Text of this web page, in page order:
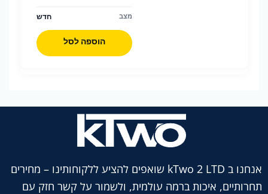
מצב חדש
הוספה לסל
אנחנו ב kTwo 2 LTD שואפים להציע ללקוחותינו – מחירים
תחרותיים, איכות ברמה עולמית, ולשמור על קשר חזק עם